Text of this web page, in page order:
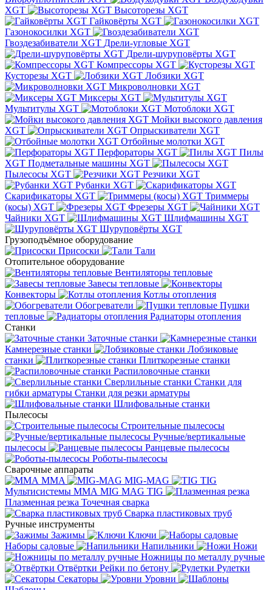
XGT
Высоторезы XGT
Гайковёрты XGT
Газонокосилки XGT
Гвоздезабиватели XGT Дрели-угловые XGT
Дрели-шуруповёрты XGT
Компрессоры XGT
Кусторезы XGT
Лобзики XGT
Микроволновки XGT
Миксеры XGT
Мультитулы XGT
Мотоблоки XGT
Мойки высокого давления
XGT
Опрыскиватели XGT
Отбойные молотки XGT
Перфораторы XGT
Пилы
XGT Подметальные машины XGT
Пылесосы XGT
Резчики XGT
Рубанки XGT
Скарификаторы XGT
Триммеры
(косы) XGT
Фрезеры XGT
Чайники XGT
Шлифмашины XGT
Шуруповёрты XGT
Грузоподъёмное оборудование
Присоски
Тали
Отопительное оборудование
Вентиляторы тепловые
Завесы тепловые
Конвекторы
Котлы отопления
Обогреватели
Пушки
тепловые
Радиаторы отопления
Станки
Заточные станки
Камнерезные станки
Лобзиковые
станки
Плиткорезные станки
Распиловочные станки
Сверлильные станки Станки для
гибки арматуры Станки для резки арматуры
Шлифовальные станки
Пылесосы
Строительные пылесосы
Ручные/вертикальные
пылесосы
Ранцевые пылесосы
Роботы-пылесосы
Сварочные аппараты
MMA
MIG-MAG
TIG
Мультисистемы ММА MIG MAG TIG
Плазменная резка Точечная сварка
Cварка пластиковых труб
Ручные инструменты
Зажимы
Ключи
Наборы садовые
Напильники
Ножи
Ножницы по металлу ручные
Отвёртки Рейки по бетону
Рулетки
Секаторы
Уровни